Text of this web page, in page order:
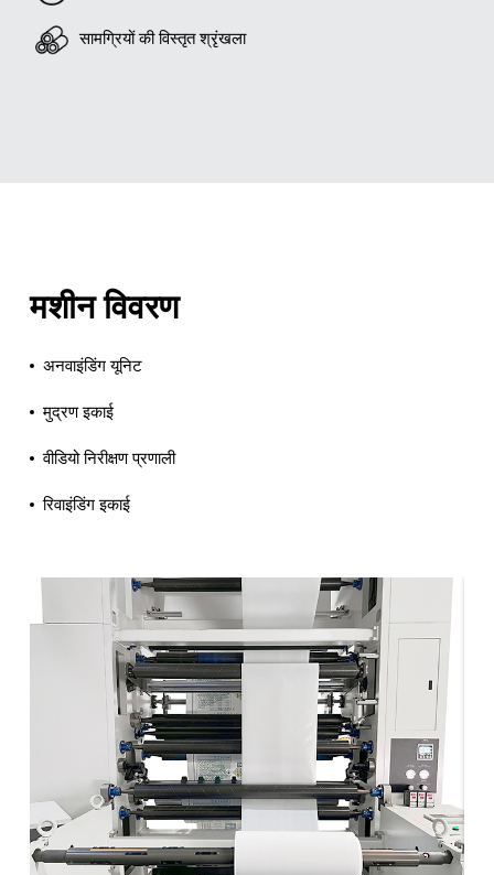
सामग्रियों की विस्तृत श्रृंखला
मशीन विवरण
अनवाइंडिंग यूनिट
मुद्रण इकाई
वीडियो निरीक्षण प्रणाली
रिवाइंडिंग इकाई